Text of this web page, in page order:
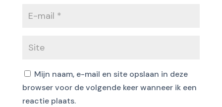
Mijn naam, e-mail en site opslaan in deze
browser voor de volgende keer wanneer ik een
reactie plaats.